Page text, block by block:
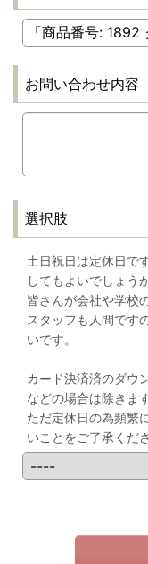
お問い合わせ内容
選択肢
土日祝日は定休日で
してもよいでしょう
皆さんが会社や学校
スタッフも人間です
いです。
カード決済済のダウ
などの場合は除きます
ただ定休日の為頻繁
いことをご了承くだ